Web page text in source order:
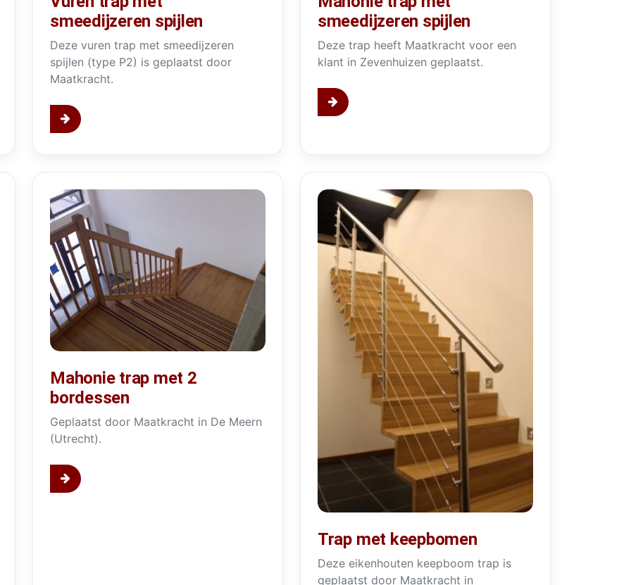
smeedijzeren spijlen
Deze vuren trap met smeedijzeren
spijlen (type P2) is geplaatst door
Maatkracht.
smeedijzeren spijlen
Deze trap heeft Maatkracht voor een
klant in Zevenhuizen geplaatst.
Mahonie trap met 2
bordessen
Geplaatst door Maatkracht in De Meern
(Utrecht).
Trap met keepbomen
Deze eikenhouten keepboom trap is
geplaatst door Maatkracht in